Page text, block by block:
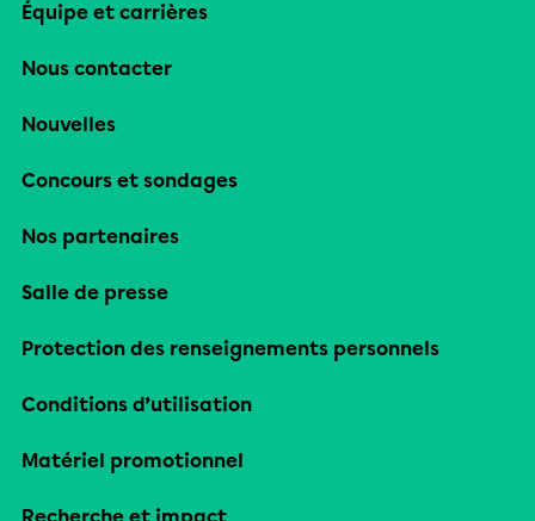
Équipe et carrières
Nous contacter
Nouvelles
Concours et sondages
Nos partenaires
Salle de presse
Protection des renseignements personnels
Conditions d’utilisation
Matériel promotionnel